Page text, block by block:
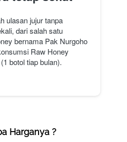
ulasan jujur tanpa
dari salah satu
bernama Pak Nurgoho
Raw Honey
botol tiap bulan).
Harganya ?